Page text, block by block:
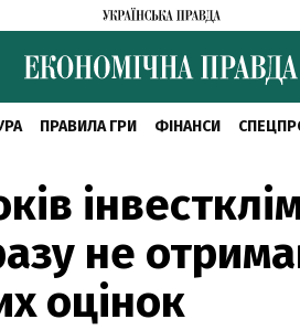
ПРАВИЛА ГРИ ФІНАНСИ
не
оцінок